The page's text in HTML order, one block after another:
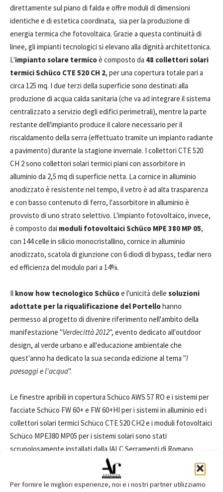
Per fornire le migliori esperienze, noi e i nostri partner utilizziamo
direttamente sul piano di falda e offre moduli di dimensioni
identiche e di estetica coordinata, sia per la produzione di
energia termica che fotovoltaica. Grazie a questa continuità di
linee, gli impianti tecnologici si elevano alla dignità architettonica.
L'impianto solare termicoè composto da 48 collettori solari
termici Schüco CTE 520 CH 2, per una copertura totale pari a
circa 125 mq. I due terzi della superficie sono destinati alla
produzione di acqua calda sanitaria (che va ad integrare il sistema
centralizzato a servizio degli edifici perimetrali), mentre la parte
restante dell'impianto produce il calore necessario per il
riscaldamento della serra (effettuato tramite un impianto radiante
a pavimento) durante la stagione invernale. I collettori CTE 520
CH 2 sono collettori solari termici piani con assorbitore in
alluminio da 2,5 mq di superficie netta. La cornice in alluminio
anodizzato è resistente nel tempo, il vetro è ad alta trasparenza
e con basso contenuto di ferro, l'assorbitore in alluminio è
provvisto di uno strato selettivo. L'impianto fotovoltaico, invece,
è composto dai moduli fotovoltaici Schüco MPE 380 MP 05,
con 144 celle in silicio monocristallino, cornice in alluminio
anodizzato, scatola di giunzione con 6 diodi di bypass, tedlar nero
ed efficienza del modulo pari a 14%.
Il know how tecnologico Schücoe l'unicità delle soluzioni
adottate per la riqualificazione del Portellohanno
permesso al progetto di divenire riferimento nell'ambito della
manifestazione "Verdecittà 2012", evento dedicato all'outdoor
design, al verde urbano e all'educazione ambientale che
quest'anno ha dedicato la sua seconda edizione al tema "I
paesaggi e l'acqua".
Le finestre apribili in copertura Schüco AWS 57 RO e i sistemi per
facciate Schüco FW 60+ e FW 60+HI per i sistemi in alluminio ed i
collettori solari termici Schüco CTE 520 CH2 e i moduli fotovoltaici
Schüco MPE380 MP05 per i sistemi solari sono stati
scrupolosamente installati dalla IALC Serramenti di Romano